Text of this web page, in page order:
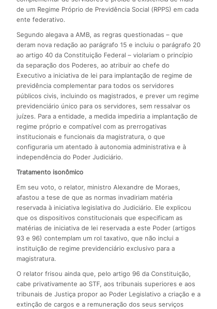
de um Regime Próprio de Previdência Social (RPPS) em cada
ente federativo.
Segundo alegava a AMB, as regras questionadas – que
deram nova redação ao parágrafo 15 e incluiu o parágrafo 20
ao artigo 40 da Constituição Federal – violariam o princípio
da separação dos Poderes, ao atribuir ao chefe do
Executivo a iniciativa de lei para implantação de regime de
previdência complementar para todos os servidores
públicos civis, incluindo os magistrados, e prever um regime
previdenciário único para os servidores, sem ressalvar os
juízes. Para a entidade, a medida impediria a implantação de
regime próprio e compatível com as prerrogativas
institucionais e funcionais da magistratura, o que
configuraria um atentado à autonomia administrativa e à
independência do Poder Judiciário.
Tratamento isonômico
Em seu voto, o relator, ministro Alexandre de Moraes,
afastou a tese de que as normas invadiriam matéria
reservada à iniciativa legislativa do Judiciário. Ele explicou
que os dispositivos constitucionais que especificam as
matérias de iniciativa de lei reservada a este Poder (artigos
93 e 96) contemplam um rol taxativo, que não inclui a
instituição de regime previdenciário exclusivo para a
magistratura.
O relator frisou ainda que, pelo artigo 96 da Constituição,
cabe privativamente ao STF, aos tribunais superiores e aos
tribunais de Justiça propor ao Poder Legislativo a criação e a
extinção de cargos e a remuneração dos seus serviços